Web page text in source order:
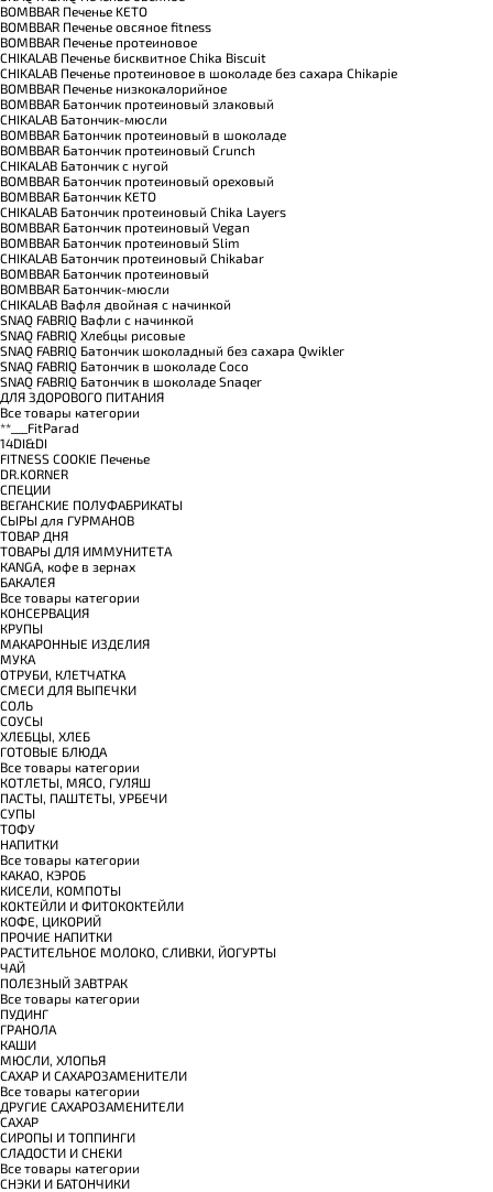
BOMBBAR Печенье KETO
BOMBBAR Печенье овсяное fitness
BOMBBAR Печенье протеиновое
CHIKALAB Печенье бисквитное Chika Biscuit
CHIKALAB Печенье протеиновое в шоколаде без сахара Chikapie
BOMBBAR Печенье низкокалорийное
BOMBBAR Батончик протеиновый злаковый
CHIKALAB Батончик-мюсли
BOMBBAR Батончик протеиновый в шоколаде
BOMBBAR Батончик протеиновый Crunch
CHIKALAB Батончик с нугой
BOMBBAR Батончик протеиновый ореховый
BOMBBAR Батончик KETO
CHIKALAB Батончик протеиновый Chika Layers
BOMBBAR Батончик протеиновый Vegan
BOMBBAR Батончик протеиновый Slim
CHIKALAB Батончик протеиновый Chikabar
BOMBBAR Батончик протеиновый
BOMBBAR Батончик-мюсли
CHIKALAB Вафля двойная с начинкой
SNAQ FABRIQ Вафли с начинкой
SNAQ FABRIQ Хлебцы рисовые
SNAQ FABRIQ Батончик шоколадный без сахара Qwikler
SNAQ FABRIQ Батончик в шоколаде Coco
SNAQ FABRIQ Батончик в шоколаде Snaqer
ДЛЯ ЗДОРОВОГО ПИТАНИЯ
Все товары категории
**___FitParad
14DI&DI
FITNESS COOKIE Печенье
DR.KORNER
СПЕЦИИ
ВЕГАНСКИЕ ПОЛУФАБРИКАТЫ
СЫРЫ для ГУРМАНОВ
TОВАР ДНЯ
TОВАРЫ ДЛЯ ИММУНИТЕТА
КANGA, кофе в зернах
БАКАЛЕЯ
Все товары категории
КОНСЕРВАЦИЯ
КРУПЫ
МАКАРОННЫЕ ИЗДЕЛИЯ
МУКА
ОТРУБИ, КЛЕТЧАТКА
СМЕСИ ДЛЯ ВЫПЕЧКИ
СОЛЬ
СОУСЫ
ХЛЕБЦЫ, ХЛЕБ
ГОТОВЫЕ БЛЮДА
Все товары категории
КОТЛЕТЫ, МЯСО, ГУЛЯШ
ПАСТЫ, ПАШТЕТЫ, УРБЕЧИ
СУПЫ
ТОФУ
НАПИТКИ
Все товары категории
КАКАО, КЭРОБ
КИСЕЛИ, КОМПОТЫ
КОКТЕЙЛИ И ФИТОКОКТЕЙЛИ
КОФЕ, ЦИКОРИЙ
ПРОЧИЕ НАПИТКИ
РАСТИТЕЛЬНОЕ МОЛОКО, СЛИВКИ, ЙОГУРТЫ
ЧАЙ
ПОЛЕЗНЫЙ ЗАВТРАК
Все товары категории
ПУДИНГ
ГРАНОЛА
КАШИ
МЮСЛИ, ХЛОПЬЯ
САХАР И САХАРОЗАМЕНИТЕЛИ
Все товары категории
ДРУГИЕ САХАРОЗАМЕНИТЕЛИ
САХАР
СИРОПЫ И ТОППИНГИ
СЛАДОСТИ И СНЕКИ
Все товары категории
СНЭКИ И БАТОНЧИКИ